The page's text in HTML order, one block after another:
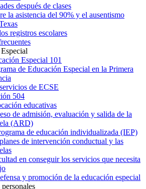
después de clases
la asistencia del 90% y el ausentismo
registros escolares
Especial 101
de Educación Especial en la Primera
de ECSE
504
educativas
de admisión, evaluación y salida de la
(ARD)
de educación individualizada (IEP)
de intervención conductual y las
en conseguir los servicios que necesita
y promoción de la educación especial